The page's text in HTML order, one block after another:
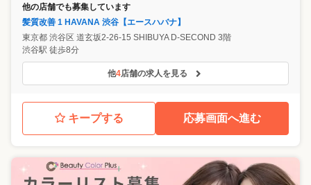
他の店舗でも募集しています
髪質改善 1 HAVANA 渋谷【エースハバナ】
東京都 渋谷区 道玄坂2-26-15 SHIBUYA D-SECOND 3階
渋谷駅 徒歩8分
他4店舗の求人を見る
キープする 応募画面へ進む